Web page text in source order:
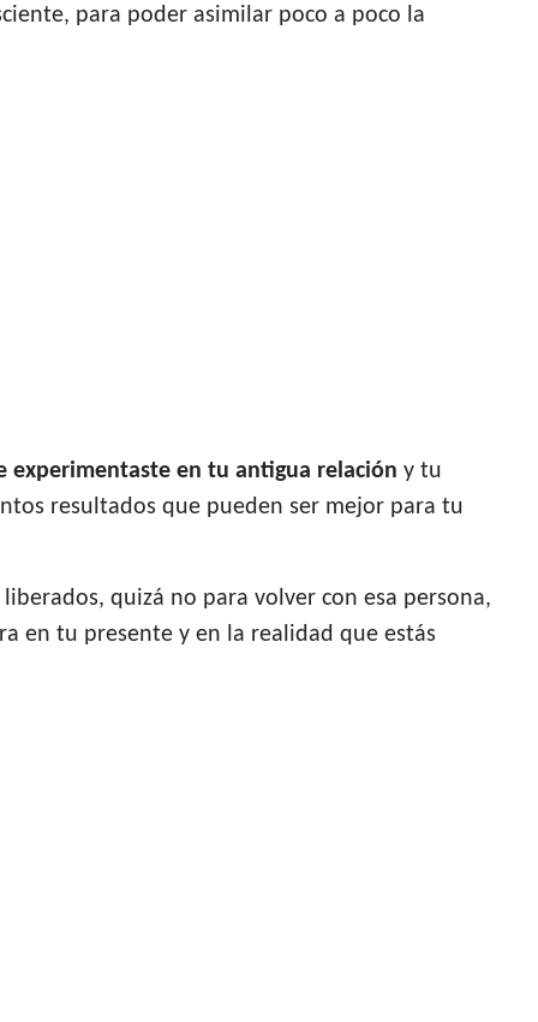
para poder asimilar poco a poco la
experimentaste en tu antigua relación y tu
resultados que pueden ser mejor para tu
quizá no para volver con esa persona,
en tu presente y en la realidad que estás